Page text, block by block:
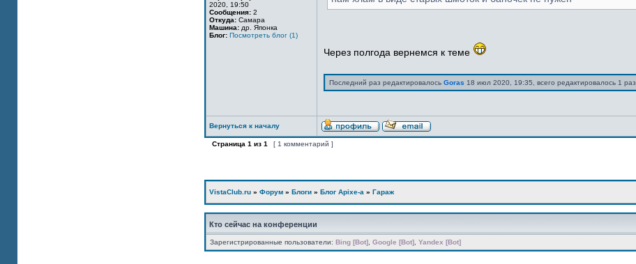
2020, 19:50
Сообщения: 2
Откуда: Самара
Машина: др. Японка
Блог: Посмотреть блог (1)
Через полгода вернемся к теме
Последний раз редактировалось Goras 18 июл 2020, 19:35, всего редактировалось 1 раз.
Вернуться к началу
Страница 1 из 1 [ 1 комментарий ]
VistaClub.ru » Форум » Блоги » Блог Apixe-а » Гараж
Кто сейчас на конференции
Зарегистрированные пользователи: Bing [Bot] Google [Bot] Yandex [Bot]